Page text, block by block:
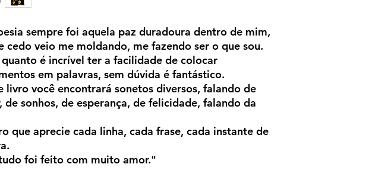
sempre foi aquela paz duradoura dentro de mim,
cedo veio me moldando, me fazendo ser o que sou.
quanto é incrível ter a facilidade de colocar
em palavras, sem dúvida é fantástico.
livro você encontrará sonetos diversos, falando de
de sonhos, de esperança, de felicidade, falando da
que aprecie cada linha, cada frase, cada instante de
foi feito com muito amor."